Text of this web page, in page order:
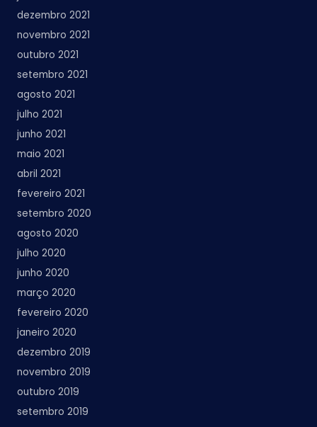
dezembro 2021
novembro 2021
outubro 2021
setembro 2021
agosto 2021
julho 2021
junho 2021
maio 2021
abril 2021
fevereiro 2021
setembro 2020
agosto 2020
julho 2020
junho 2020
março 2020
fevereiro 2020
janeiro 2020
dezembro 2019
novembro 2019
outubro 2019
setembro 2019